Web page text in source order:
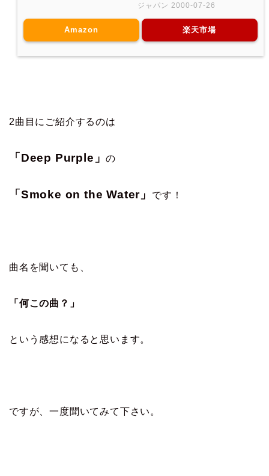
ジャパン 2000-07-26
Amazon 楽天市場
2曲目にご紹介するのは
「Deep Purple」の
「Smoke on the Water」 です！
曲名を聞いても、
「何この曲？」
という感想になると思います。
ですが、一度聞いてみて下さい。